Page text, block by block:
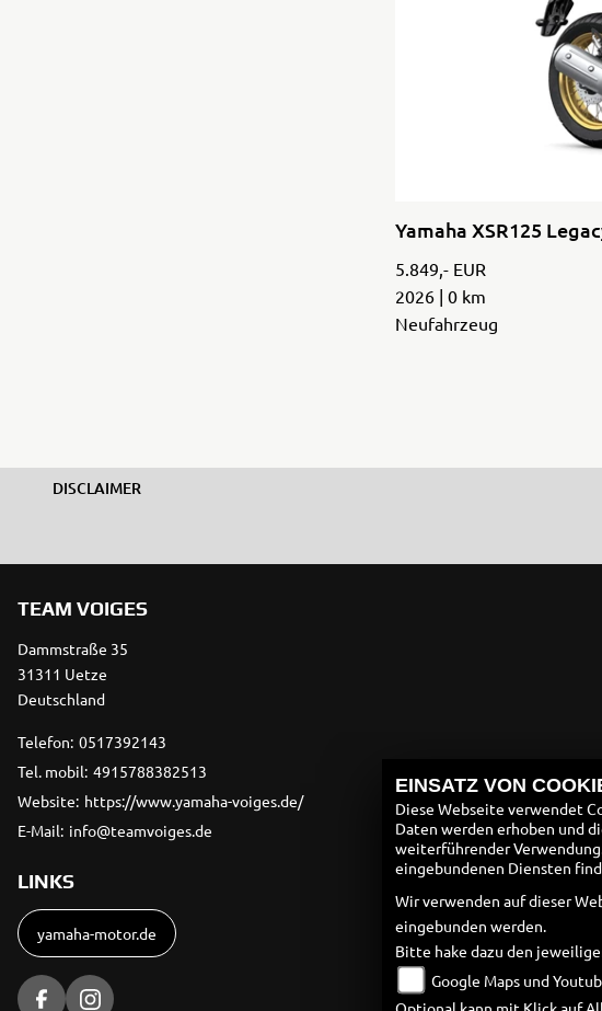
Yamaha XSR125
5.849,- EUR
2026 | 0 km
Neufahrzeug
DISCLAIMER
TEAM VOIGES
Dammstraße 35
31311 Uetze
Deutschland
Telefon: 0517392143
Tel. mobil: 4915788382513
Website: https://www.yamaha-voiges.de/
E-Mail: info@teamvoiges.de
LINKS
yamaha-motor.de
EINSATZ VON
Diese Webseite verwendet
Daten werden erhoben und
weiterführender
eingebundenen Diensten
Wir verwenden auf dieser
eingebunden werden.
Bitte hake dazu den
Google Maps und